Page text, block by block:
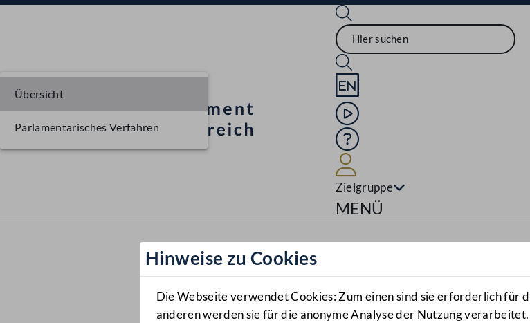
Sprache English
Mediathek
Hilfe
Zielgruppe
Navigationsmenü öffnen
MENÜ
Hinweise zu Cookies
Die Webseite verwendet Cookies: Zum einen sind sie erforderlich für
anderen werden sie für die anonyme Analyse der Nutzung
Übersicht
Parlamentarisches Verfahren